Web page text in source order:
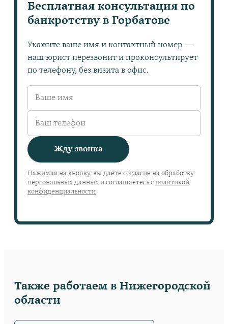
Бесплатная консультация по
банкротству в Горбатове
Укажите ваше имя и контактный номер —
наш юрист перезвонит и проконсультирует
по телефону, без визита в офис.
Жду звонка
Нажимая на кнопку, вы даёте согласие на обработку
персональных данных и соглашаетесь с политикой
конфиденциальности
Также работаем в Нижегородской
области